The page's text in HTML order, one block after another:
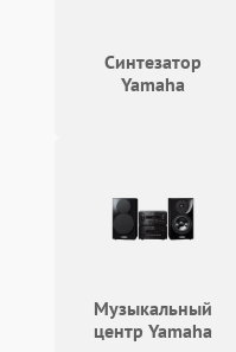
Синтезатор
Yamaha
Музыкальный
центр Yamaha